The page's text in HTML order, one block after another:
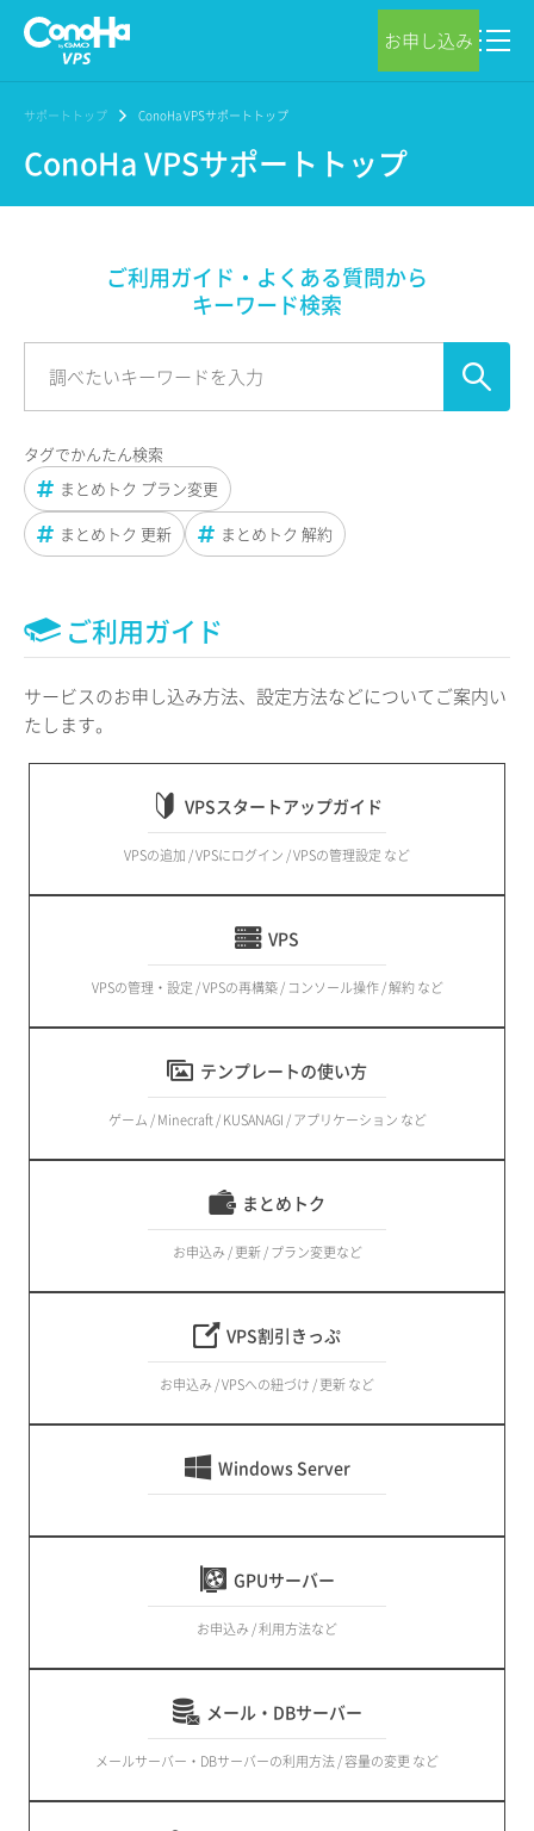
お申し込み
サポートトップ ConoHa VPSサポートトップ
ConoHa VPSサポートトップ
ご利用ガイド・よくある質問から
キーワード検索
タグでかんたん検索
まとめトク プラン変更
まとめトク 更新
まとめトク 解約
ご利用ガイド
サービスのお申し込み方法、設定方法などについてご案内い
たします。
VPSスタートアップガイド
VPSの追加 / VPSにログイン / VPSの管理設定 など
VPS
VPSの管理・設定 / VPSの再構築 / コンソール操作 / 解約 など
テンプレートの使い方
ゲーム / Minecraft / KUSANAGI / アプリケーション など
まとめトク
お申込み / 更新 / プラン変更など
VPS割引きっぷ
お申込み / VPSへの紐づけ / 更新 など
Windows Server
GPUサーバー
お申込み / 利用方法など
メール・DBサーバー
メールサーバー・DBサーバーの利用方法 / 容量の変更 など